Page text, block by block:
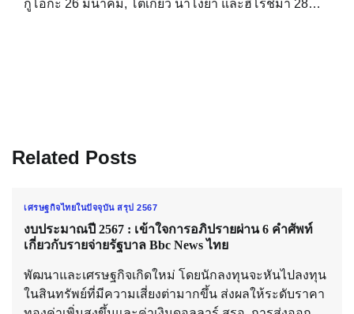
กูโอกะ 26 มีนาคม, โตเกียว นาโงยา และฮิโรชิมา 28…
Related Posts
เศรษฐกิจไทยในปัจจุบัน สรุป 2567
งบประมาณปี 2567 : เข้าใจการอภิปรายผ่าน 6 คำศัพท์
เกี่ยวกับรายจ่ายรัฐบาล Bbc News ไทย
พัฒนาและเศรษฐกิจเกิดใหม่ โดยนักลงทุนจะหันไปลงทุน
ในสินทรัพย์ที่มีความเสี่ยงต่ามากขึ้น ส่งผลให้ระดับราคา